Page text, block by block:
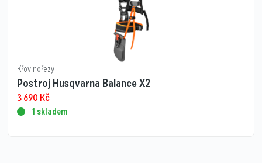
Křovinořezy
Postroj Husqvarna Balance X2
3 690 Kč
1 skladem